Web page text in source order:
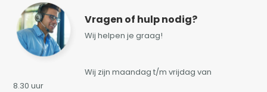
Vragen of hulp nodig?
Wij helpen je graag!
Wij zijn maandag t/m vrijdag van
8.30 uur